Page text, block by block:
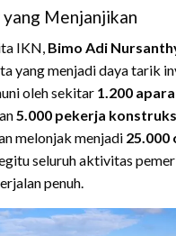
Menjanjikan
IKN, Bimo Adi
yang menjadi daya tarik
oleh sekitar 1.200
5.000 pekerja
melonjak menjadi 25.000
seluruh aktivitas
penuh.